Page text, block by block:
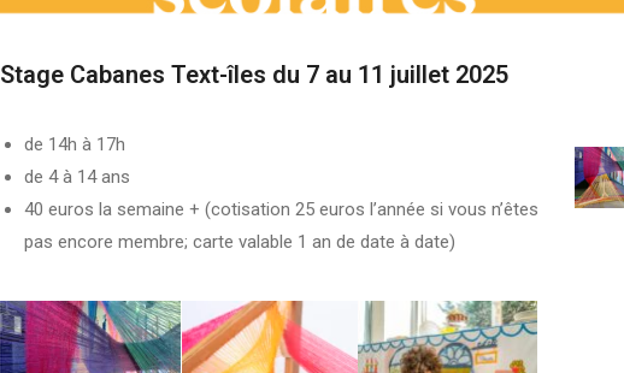
Stage Cabanes Text-îles du 7 au 11 juillet 2025
de 14h à 17h
de 4 à 14 ans
40 euros la semaine + (cotisation 25 euros l’année si vous n’êtes
pas encore membre; carte valable 1 an de date à date)